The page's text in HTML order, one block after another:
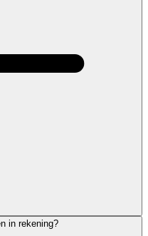
in rekening?